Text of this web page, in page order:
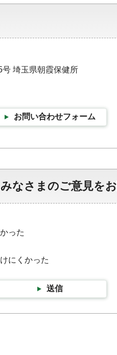
埼玉県朝霞保健所
お問い合わせフォーム
なさまのご意見を
った
にくかった
送信